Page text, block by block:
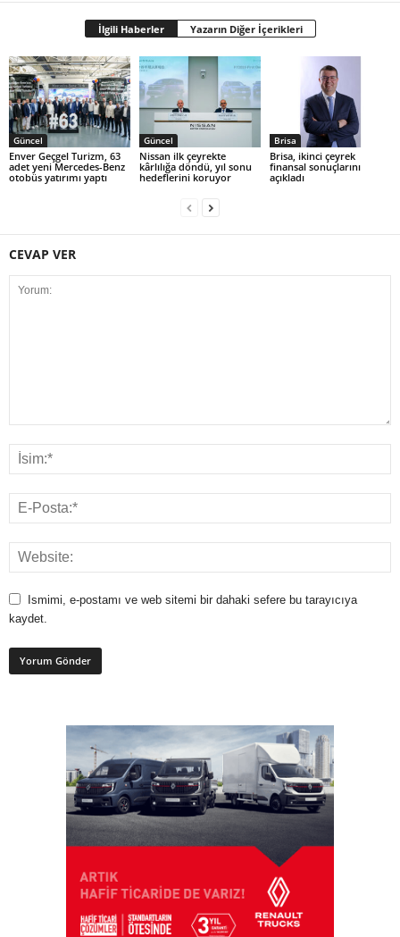
İlgili Haberler Yazarın Diğer İçerikleri
Güncel
Enver Geçgel Turizm, 63
adet yeni Mercedes-Benz
otobüs yatırımı yaptı
Güncel
Nissan ilk çeyrekte
kârlılığa döndü, yıl sonu
hedeflerini koruyor
Brisa
Brisa, ikinci çeyrek
finansal sonuçlarını
açıkladı
CEVAP VER
Ismimi, e-postamı ve web sitemi bir dahaki sefere bu tarayıcıya
kaydet.